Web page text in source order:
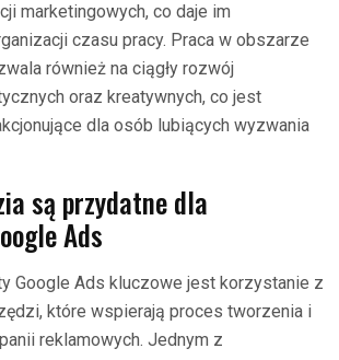
marketingowych, co daje im
czasu pracy. Praca w obszarze
również na ciągły rozwój
oraz kreatywnych, co jest
dla osób lubiących wyzwania
są przydatne dla
Ads
Google Ads kluczowe jest korzystanie z
które wspierają proces tworzenia i
reklamowych. Jednym z